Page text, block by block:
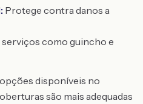
Protege contra danos a
serviços como guincho e
disponíveis no
são mais adequadas